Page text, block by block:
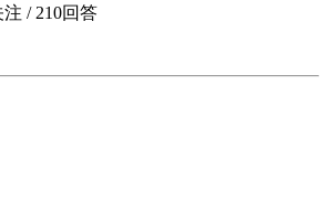
注 / 210回答